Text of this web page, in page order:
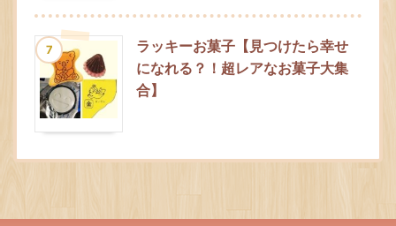
7
ラッキーお菓子【見つけたら幸せ
になれる？！超レアなお菓子大集
合】